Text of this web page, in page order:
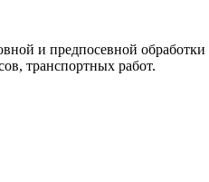
и предпосевной
транспортных работ.